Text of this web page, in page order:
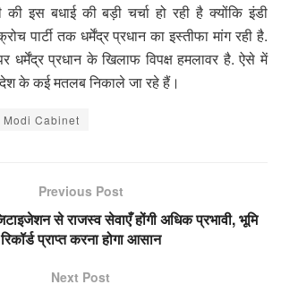
की इस बधाई की बड़ी चर्चा हो रही है क्योंकि इंडी
पार्टी तक धर्मेंद्र प्रधान का इस्तीफा मांग रही है.
धर्मेंद्र प्रधान के खिलाफ विपक्ष हमलावर है. ऐसे में
के कई मतलब निकाले जा रहे हैं।
Modi Cabinet
Previous Post
से राजस्व सेवाएँ होंगी अधिक प्रभावी, भूमि
रिकॉर्ड प्राप्त करना होगा आसान
Next Post